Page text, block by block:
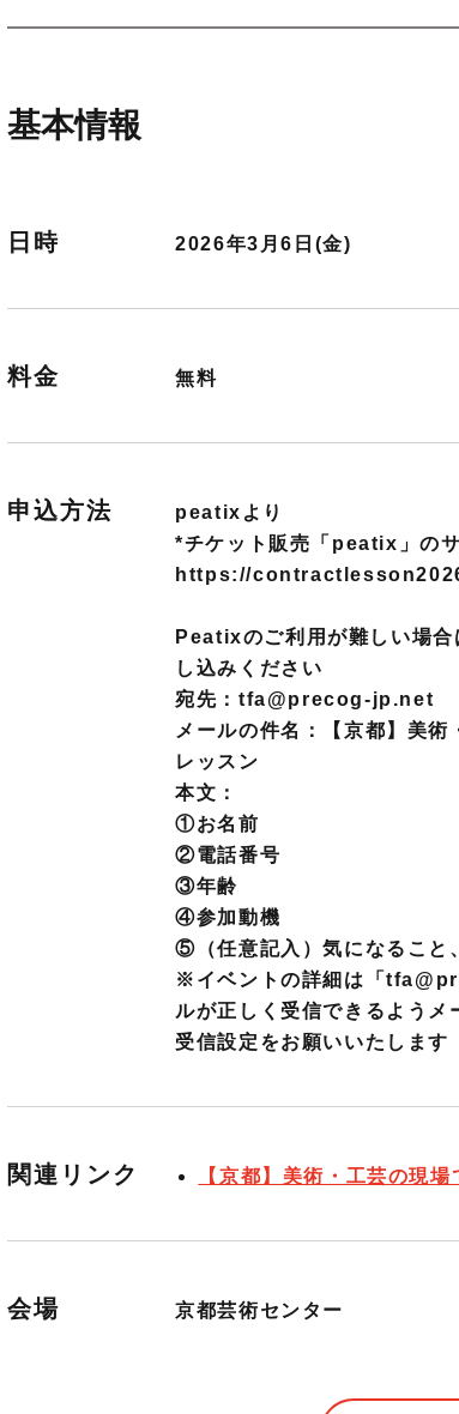
基本情報
日時 2026年3月6日(金)
料金 無料
申込方法
peatixより
*チケット販売「peatix」の
https://
Peatixのご利用が難しい場合
し込みください
宛先：tfa@precog-jp.net
メールの件名：【京都】美
レッスン
本文：
①お名前
②電話番号
③年齢
④参加動機
⑤（任意記入）気になること
※イベントの詳細は「
ルが正しく受信できるよう
受信設定をお願いいたします
関連リンク 【京都】美術・工芸の現
会場 京都芸術センター